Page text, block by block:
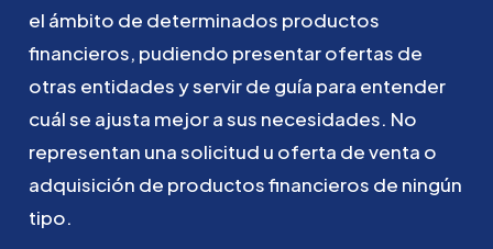
el ámbito de determinados productos
financieros, pudiendo presentarofertas de
otras entidadesyservirde guía para entender
cuálse ajusta mejorasus necesidades. No
representan unasolicitud u oferta deventa o
adquisición de productosfinancieros de ningún
tipo.